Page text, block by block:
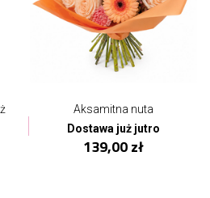
Aksamitna nuta
Dostawa już jutro
139,00 zł